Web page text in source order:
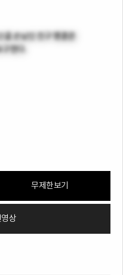
손님인 친구 명훈은
한다.
무제한보기
상